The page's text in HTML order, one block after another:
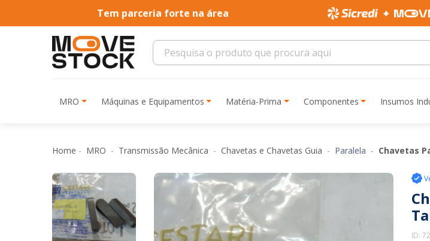
Tem parceria forte na área
MRO Máquinas e Equipamentos Matéria-Prima Componentes Insumos
Home MRO Transmissão Mecânica Chavetas e Chavetas Guia Paralela Chavetas
ID: